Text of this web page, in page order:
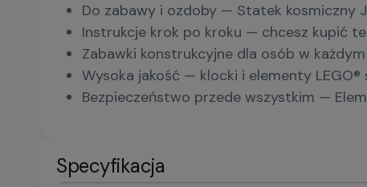
Do zabawy i ozdoby — Statek kosmiczny
Instrukcje krok po kroku — chcesz kupić
Zabawki konstrukcyjne dla osób w
Wysoka jakość — klocki i elementy
Bezpieczeństwo przede wszystkim —
Specyfikacja